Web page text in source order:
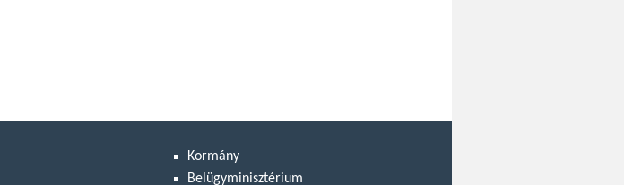
Kormány
Belügyminisztérium